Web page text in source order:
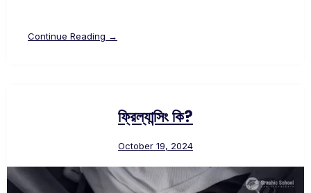
Continue Reading →
ফ্রিল্যান্সিং কি?
October 19, 2024